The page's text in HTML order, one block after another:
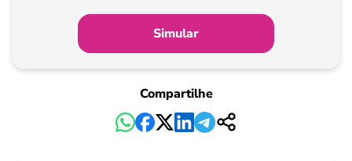
Simular
Compartilhe